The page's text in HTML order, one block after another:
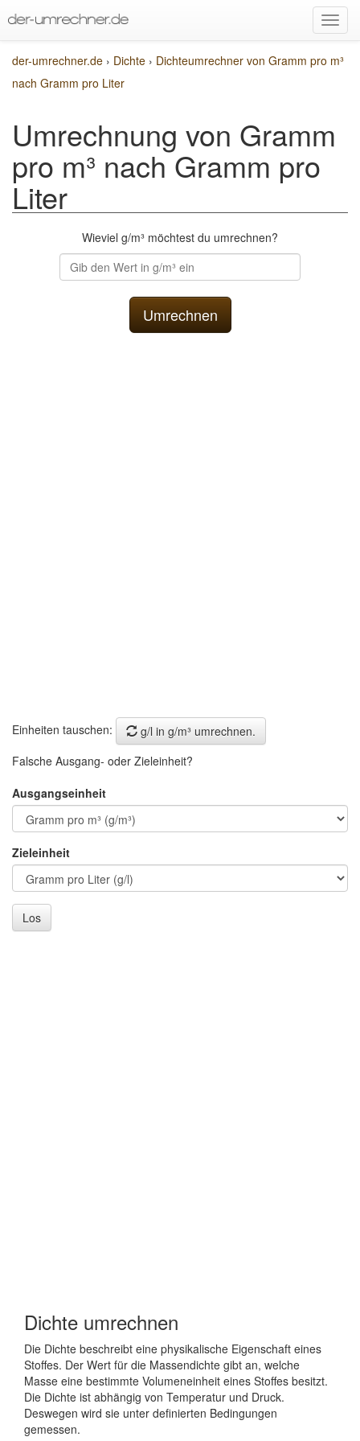
der-umrechner.de › Dichte › Dichteumrechner von Gramm pro m³
nach Gramm pro Liter
Umrechnung von Gramm
pro m³ nach Gramm pro
Liter
Wieviel g/m³ möchtest du umrechnen?
Einheiten tauschen:
g/l in g/m³ umrechnen.
Falsche Ausgang- oder Zieleinheit?
Ausgangseinheit
Zieleinheit
Los
Dichte umrechnen
Die Dichte beschreibt eine physikalische Eigenschaft eines
Stoffes. Der Wert für die Massendichte gibt an, welche
Masse eine bestimmte Volumeneinheit eines Stoffes besitzt.
Die Dichte ist abhängig von Temperatur und Druck.
Deswegen wird sie unter definierten Bedingungen
gemessen.